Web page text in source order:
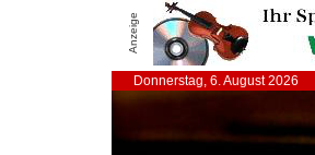
Anzeige
Donnerstag, 6. August 2026